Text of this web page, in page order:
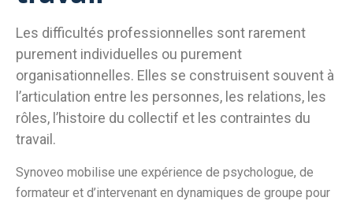
Les difficultés professionnelles sont rarement
purement individuelles ou purement
organisationnelles. Elles se construisent souvent à
l’articulation entre les personnes, les relations, les
rôles, l’histoire du collectif et les contraintes du
travail.
Synoveo mobilise une expérience de psychologue, de
formateur et d’intervenant en dynamiques de groupe pour